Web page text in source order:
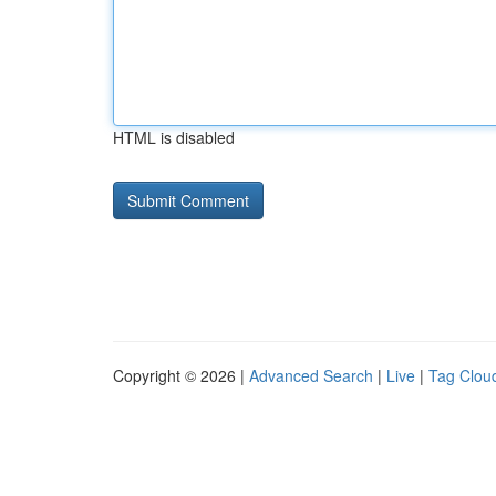
HTML is disabled
Copyright © 2026 | Advanced Search | Live | Tag